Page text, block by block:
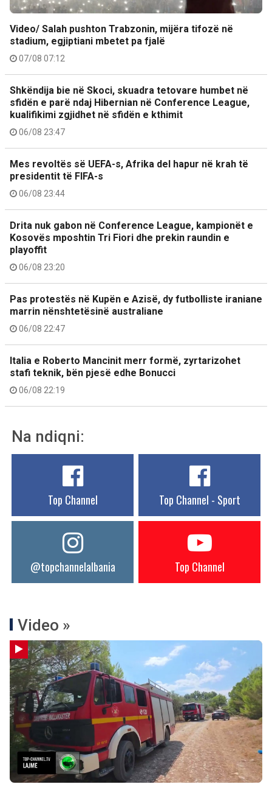
Video/ Salah pushton Trabzonin, mijëra tifozë në
stadium, egjiptiani mbetet pa fjalë
07/08 07:12
Shkëndija bie në Skoci, skuadra tetovare humbet në
sfidën e parë ndaj Hibernian në Conference League,
kualifikimi zgjidhet në sfidën e kthimit
06/08 23:47
Mes revoltës së UEFA-s, Afrika del hapur në krah të
presidentit të FIFA-s
06/08 23:44
Drita nuk gabon në Conference League, kampionët e
Kosovës mposhtin Tri Fiori dhe prekin raundin e
playoffit
06/08 23:20
Pas protestës në Kupën e Azisë, dy futbolliste iraniane
marrin nënshtetësinë australiane
06/08 22:47
Italia e Roberto Mancinit merr formë, zyrtarizohet
stafi teknik, bën pjesë edhe Bonucci
06/08 22:19
Na ndiqni:
Top Channel Top Channel - Sport
@topchannelalbania Top Channel
Video »